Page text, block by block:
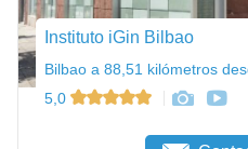
Instituto iGin Bilbao
Bilbao a 88,51 kilómetros
5,0